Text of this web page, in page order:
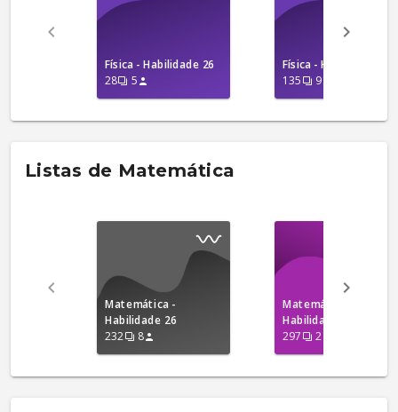
Física - Habilidade 26
28
5
Física - Habilidade 01
135
9
Listas de Matemática
Matemática -
Habilidade 26
232
8
Matemática -
Habilidade 29
297
2